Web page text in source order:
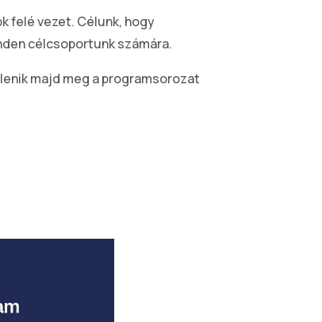
felé vezet. Célunk, hogy
célcsoportunk számára.
majd meg a programsorozat